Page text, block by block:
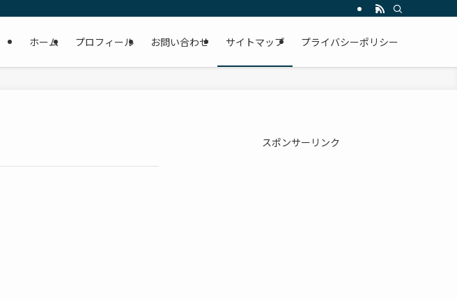
ホーム プロフィール お問い合わせ サイトマップ プライバシーポリシー
スポンサーリンク